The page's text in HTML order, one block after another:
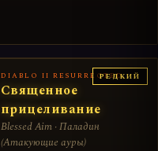
РЕДКИЙ
DIABLO II RESURRECTED
Священное
прицеливание
Blessed Aim · Паладин
(Атакующие ауры)